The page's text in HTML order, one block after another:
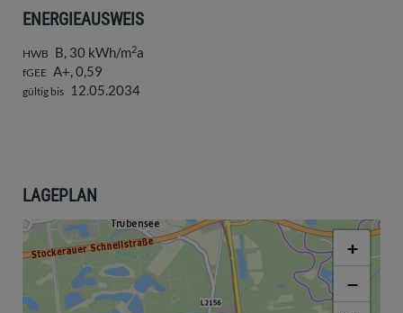
ENERGIEAUSWEIS
HWB B, 30 kWh/m2a
fGEE A+, 0,59
gültig bis 12.05.2034
LAGEPLAN
+
−